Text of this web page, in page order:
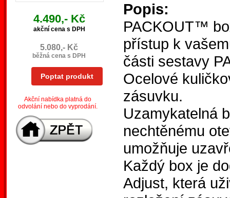
4.490,- Kč
akční cena s DPH
5.080,- Kč
běžná cena s DPH
Poptat produkt
Akční nabídka platná do
odvolání nebo do vyprodání.
Popis:
PACKOUT™
přístup k
části sestavy
Ocelové
zásuvku.
Uzamykatelná
nechtěnému
umožňuje
Každý box je
Adjust, která